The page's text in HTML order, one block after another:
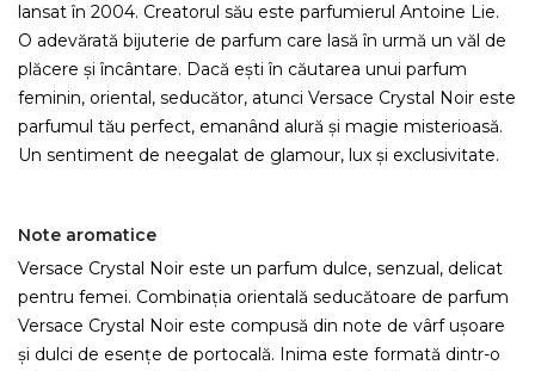
lansat în 2004. Creatorul său este parfumierul Antoine Lie.
O adevărată bijuterie de parfum care lasă în urmă un văl de
plăcere și încântare. Dacă ești în căutarea unui parfum
feminin, oriental, seducător, atunci Versace Crystal Noir este
parfumul tău perfect, emanând alură și magie misterioasă.
Un sentiment de neegalat de glamour, lux și exclusivitate.
Note aromatice
Versace Crystal Noir este un parfum dulce, senzual, delicat
pentru femei. Combinația orientală seducătoare de parfum
Versace Crystal Noir este compusă din note de vârf ușoare
și dulci de esențe de portocală. Inima este formată dintr-o